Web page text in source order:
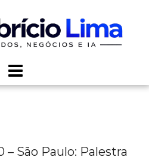
– São Paulo: Palestra